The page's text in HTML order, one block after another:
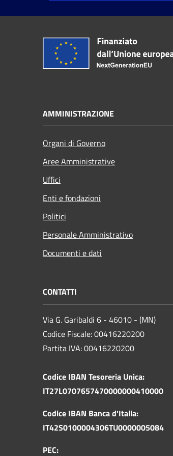
AMMINISTRAZIONE
Organi di Governo
Aree Amministrative
Uffici
Enti e fondazioni
Politici
Personale Amministrativo
Documenti e dati
CONTATTI
Via G. Garibaldi 6 - 46010 - (MN)
Codice Fiscale: 00416220200
Partita IVA: 00416220200
Codice IBAN Tesoreria Unica:
IT27L0707657470000000410000
Codice IBAN Banca d'Italia:
IT42S0100004306TU0000005084
PEC: